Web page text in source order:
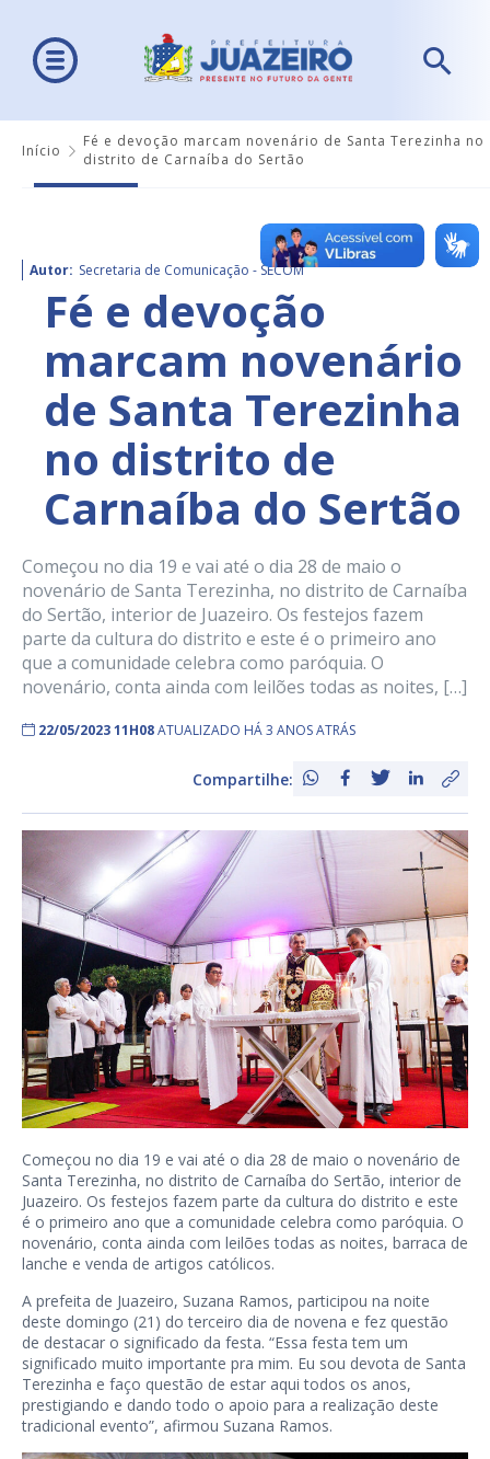
Início
Fé e devoção marcam novenário de Santa Terezinha no
distrito de Carnaíba do Sertão
Autor: Secretaria de Comunicação - SECOM
Fé e devoção
marcam novenário
de Santa Terezinha
no distrito de
Carnaíba do Sertão
Começou no dia 19 e vai até o dia 28 de maio o
novenário de Santa Terezinha, no distrito de Carnaíba
do Sertão, interior de Juazeiro. Os festejos fazem
parte da cultura do distrito e este é o primeiro ano
que a comunidade celebra como paróquia. O
novenário, conta ainda com leilões todas as noites, […]
22/05/2023 11H08ATUALIZADO HÁ 3 ANOS ATRÁS
Compartilhe:
Começou no dia 19 e vai até o dia 28 de maio o novenário de
Santa Terezinha, no distrito de Carnaíba do Sertão, interior de
Juazeiro. Os festejos fazem parte da cultura do distrito e este
é o primeiro ano que a comunidade celebra como paróquia. O
novenário, conta ainda com leilões todas as noites, barraca de
lanche e venda de artigos católicos.
A prefeita de Juazeiro, Suzana Ramos, participou na noite
deste domingo (21) do terceiro dia de novena e fez questão
de destacar o significado da festa. “Essa festa tem um
significado muito importante pra mim. Eu sou devota de Santa
Terezinha e faço questão de estar aqui todos os anos,
prestigiando e dando todo o apoio para a realização deste
tradicional evento”, afirmou Suzana Ramos.